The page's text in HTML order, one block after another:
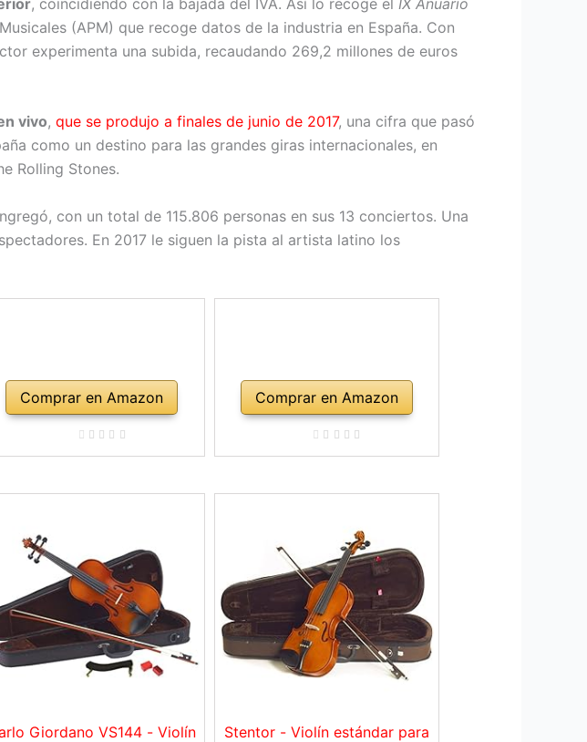
(APM) que recoge datos de la industria en España. Con
experimenta una subida, recaudando 269,2 millones de euros
vivo, que se produjo a finales de junio de 2017, una cifra que pasó
como un destino para las grandes giras internacionales, en
Rolling Stones.
con un total de 115.806 personas en sus 13 conciertos. Una
En 2017 le siguen la pista al artista latino los
Comprar en Amazon Comprar en Amazon
Giordano VS144 - Violín
Stentor - Violín estándar para